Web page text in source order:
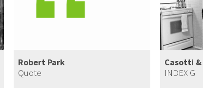
Robert Park
Quote
Casotti
INDEX G